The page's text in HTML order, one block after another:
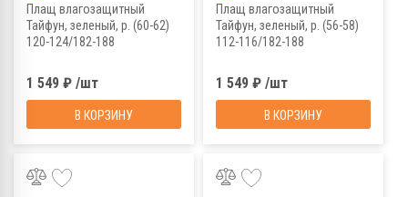
Плащ влагозащитный
Тайфун, зеленый, р. (60-62)
120-124/182-188
1 549 ₽ /шт
В КОРЗИНУ
Плащ влагозащитный
Тайфун, зеленый, р. (56-58)
112-116/182-188
1 549 ₽ /шт
В КОРЗИНУ